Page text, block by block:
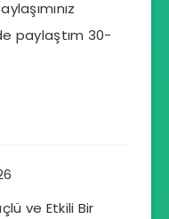
paylaştım 30-
ve Etkili Bir